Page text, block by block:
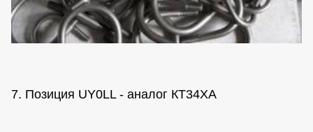
7. Позиция UY0LL - аналог КТ34ХА